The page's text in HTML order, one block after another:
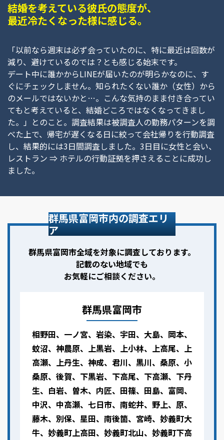
結婚を考えている彼氏の態度が、
最近冷たくなった様に感じる。
「以前なら週末は必ず会っていたのに、特に最近は回数が
減り、避けているのでは？とも感じる始末です。
デート中に誰かからLINEが届いたのが明らかなのに、す
ぐにチェックしません。知られたくない誰か（女性）から
のメールではないかと…。こんな気持のまま付き合ってい
てもと考えていると、結婚どころではなくなってきまし
た。」とのこと。調査結果は被調査人の勤務パターンを調
べた上で、帰宅が遅くなる日に絞って会社帰りを行動調査
し、結果的には3日間調査しました。3日目に女性と会い、
レストラン ⇒ ホテルの行動証拠を押さえることに成功し
ました。
群馬県富岡市内の調査エリ
ア
群馬県富岡市全域を対象に調査しております。
記載のない地域でも
お気軽にご相談ください。
群馬県富岡市
相野田、一ノ宮、岩染、宇田、大島、岡本、
蚊沼、神農原、上黒岩、上小林、上高尾、上
高瀬、上丹生、神成、君川、黒川、桑原、小
桑原、後賀、下黒岩、下高尾、下高瀬、下丹
生、白岩、曽木、内匠、田篠、田島、富岡、
中沢、中高瀬、七日市、南蛇井、野上、原、
藤木、別保、星田、南後箇、宮崎、妙義町大
牛、妙義町上高田、妙義町北山、妙義町下高